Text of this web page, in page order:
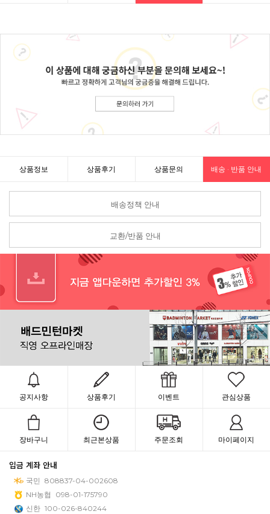
상품정보 상품후기 상품문의 배송 · 반품 안내
배송정책 안내
교환/반품 안내
공지사항 상품후기 이벤트 관심상품
장바구니 최근본상품 주문조회 마이페이지
입금 계좌 안내
국민 808837-04-002608
NH농협
098-01-175790
신한 100-026-840244